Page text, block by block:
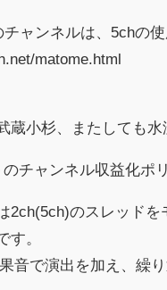
ャンネルは、5chの
matome.html
蔵小杉、またしても
のチャンネル収益化ポ
2ch(5ch)のスレッド
す。
音で演出を加え、繰